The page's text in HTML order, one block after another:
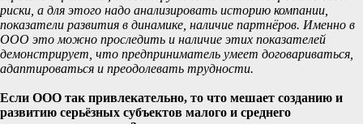
риски, а для этого надо анализировать историю компании,
показатели развития в динамике, наличие партнёров. Именно в
ООО это можно проследить и наличие этих показателей
демонстрирует, что предприниматель умеет договариваться,
адаптироваться и преодолевать трудности.
Если ООО так привлекательно, то что мешает созданию и
развитию серьёзных субъектов малого и среднего